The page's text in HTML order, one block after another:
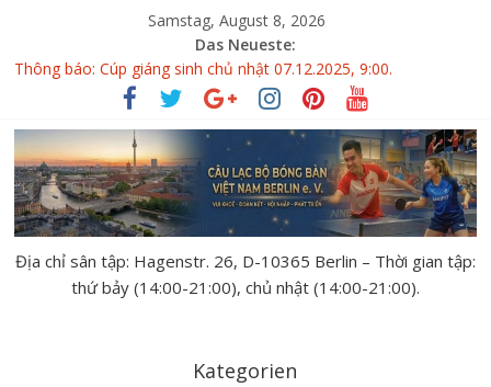
Samstag, August 8, 2026
Das Neueste:
Thông báo: Cúp giáng sinh chủ nhật 07.12.2025, 9:00.
Giải bóng bàn GERMAN OPEN 10.10-11.10.2026
Đại hội thành viên CLBBB Việt Nam Berlin 14.06.2026
KẾT QUẢ VÀ XẾP HẠNG GIẢI BÓNG BÀN THÂN THIỆN
BUDAPEST 2026
XẾP BẢNG GIẢI BÓNG BÀN THÂN THIỆN BUDAPEST 02.05-
03.05.2026
Địa chỉ sân tập: Hagenstr. 26, D-10365 Berlin – Thời gian tập:
thứ bảy (14:00-21:00), chủ nhật (14:00-21:00).
Kategorien